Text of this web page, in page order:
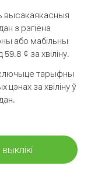
высакаякасныя
з рэгіёна
або мабільны
¢ за хвіліну.
тарыфны
за хвіліну ў